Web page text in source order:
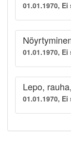
01.01.1970,
01.01.1970,
Lepo,
01.01.1970,